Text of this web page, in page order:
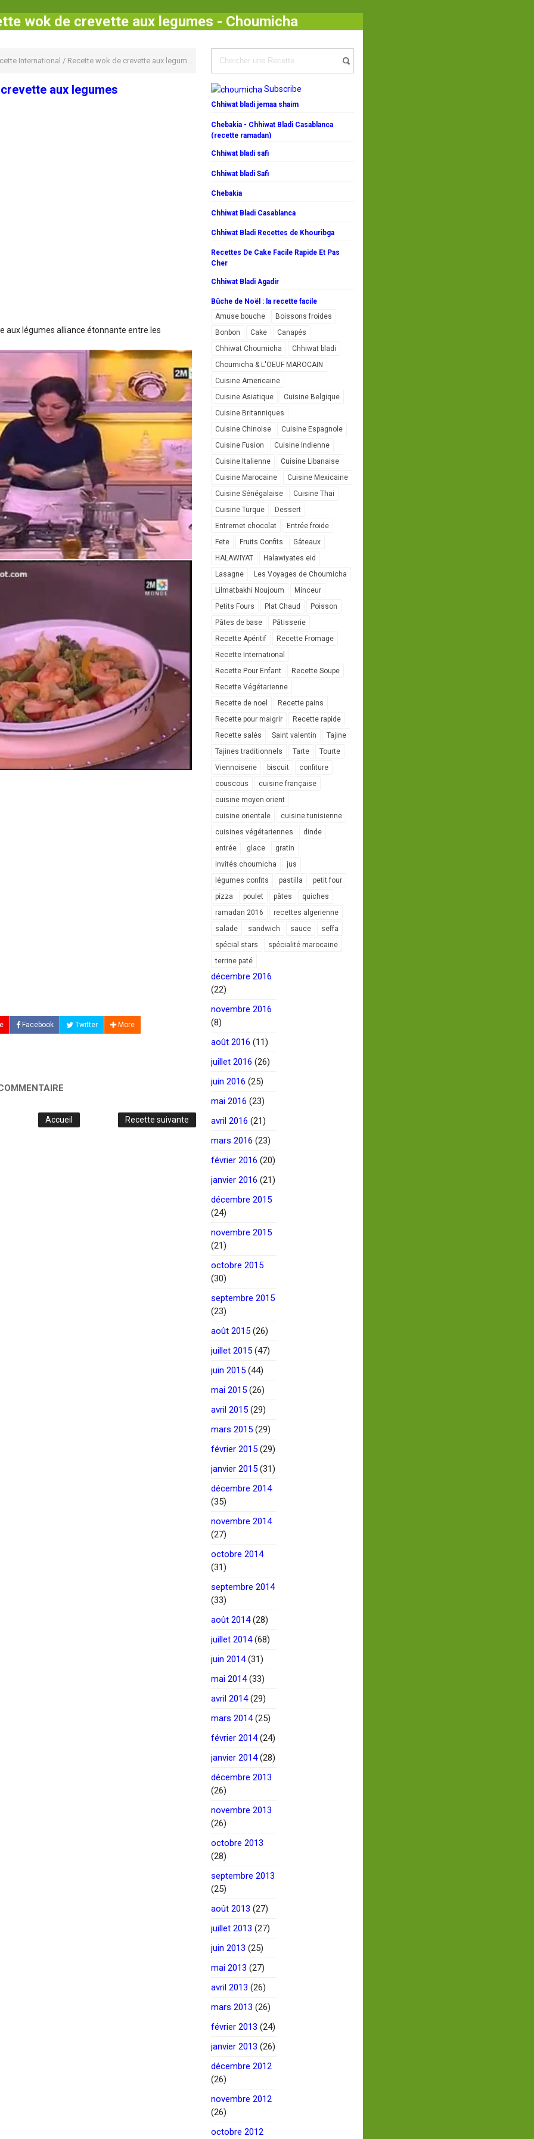
wok de crevette aux legumes - Choumicha
International / Recette wok de crevette aux legumes
aux legumes
aux légumes alliance étonnante entre les
Facebook Twitter More
Recette suivante
Accueil
Subscribe
Chhiwat bladi jemaa shaim
Chebakia - Chhiwat Bladi Casablanca
(recette ramadan)
Chhiwat bladi safi
Chhiwat bladi Safi
Chebakia
Chhiwat Bladi Casablanca
Chhiwat Bladi Recettes de Khouribga
Recettes De Cake Facile Rapide Et Pas
Cher
Chhiwat Bladi Agadir
Bûche de Noël : la recette facile
Amuse bouche
Boissons froides
Bonbon
Cake
Canapés
Chhiwat Choumicha
Chhiwat bladi
Choumicha & L'OEUF MAROCAIN
Cuisine Americaine
Cuisine Asiatique
Cuisine Belgique
Cuisine Britanniques
Cuisine Chinoise
Cuisine Espagnole
Cuisine Fusion
Cuisine Indienne
Cuisine Italienne
Cuisine Libanaise
Cuisine Marocaine
Cuisine Mexicaine
Cuisine Sénégalaise
Cuisine Thai
Cuisine Turque
Dessert
Entremet chocolat
Entrée froide
Fete
Fruits Confits
Gâteaux
HALAWIYAT
Halawiyates eid
Lasagne
Les Voyages de Choumicha
Lilmatbakhi Noujoum
Minceur
Petits Fours
Plat Chaud
Poisson
Pâtes de base
Pâtisserie
Recette Apéritif
Recette Fromage
Recette International
Recette Pour Enfant
Recette Soupe
Recette Végétarienne
Recette de noel
Recette pains
Recette pour maigrir
Recette rapide
Recette salés
Saint valentin
Tajine
Tajines traditionnels
Tarte
Tourte
Viennoiserie
biscuit
confiture
couscous
cuisine française
cuisine moyen orient
cuisine orientale
cuisine tunisienne
cuisines végétariennes
dinde
entrée
glace
gratin
invités choumicha
jus
légumes confits
pastilla
petit four
pizza
poulet pâtes
quiches
ramadan 2016
recettes algerienne
salade
sandwich sauce
seffa
spécial stars
spécialité marocaine
terrine paté
décembre 2016
(22)
novembre 2016
(8)
août 2016 (11)
juillet 2016 (26)
juin 2016 (25)
mai 2016 (23)
avril 2016 (21)
mars 2016 (23)
février 2016 (20)
janvier 2016 (21)
décembre 2015
(24)
novembre 2015
(21)
octobre 2015
(30)
septembre 2015
(23)
août 2015 (26)
juillet 2015 (47)
juin 2015 (44)
mai 2015 (26)
avril 2015 (29)
mars 2015 (29)
février 2015 (29)
janvier 2015 (31)
décembre 2014
(35)
novembre 2014
(27)
octobre 2014
(31)
septembre 2014
(33)
août 2014(28)
juillet 2014(68)
juin 2014(31)
mai 2014(33)
avril 2014(29)
mars 2014(25)
février 2014(24)
janvier 2014(28)
décembre 2013
(26)
novembre 2013
(26)
octobre 2013
(28)
septembre 2013
(25)
août 2013 (27)
juillet 2013 (27)
juin 2013 (25)
mai 2013 (27)
avril 2013 (26)
mars 2013 (26)
février 2013 (24)
janvier 2013 (26)
décembre 2012
(26)
novembre 2012
(26)
octobre 2012